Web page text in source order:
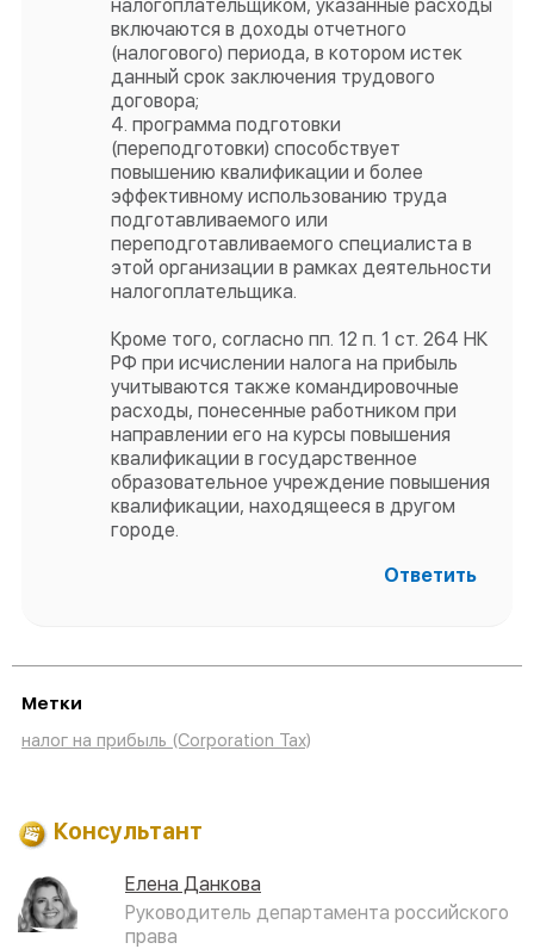
налогоплательщиком, указанные расходы
включаются в доходы отчетного
(налогового) периода, в котором истек
данный срок заключения трудового
договора;
4. программа подготовки
(переподготовки) способствует
повышению квалификации и более
эффективному использованию труда
подготавливаемого или
переподготавливаемого специалиста в
этой организации в рамках деятельности
налогоплательщика.
Кроме того, согласно пп. 12 п. 1 ст. 264 НК
РФ при исчислении налога на прибыль
учитываются также командировочные
расходы, понесенные работником при
направлении его на курсы повышения
квалификации в государственное
образовательное учреждение повышения
квалификации, находящееся в другом
городе.
Ответить
Метки
налог на прибыль (Corporation Tax)
Консультант
Елена Данкова
Руководитель департамента российского
права